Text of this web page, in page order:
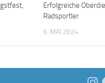
Erfolgreiche
Radsportler
6. MAI 2024